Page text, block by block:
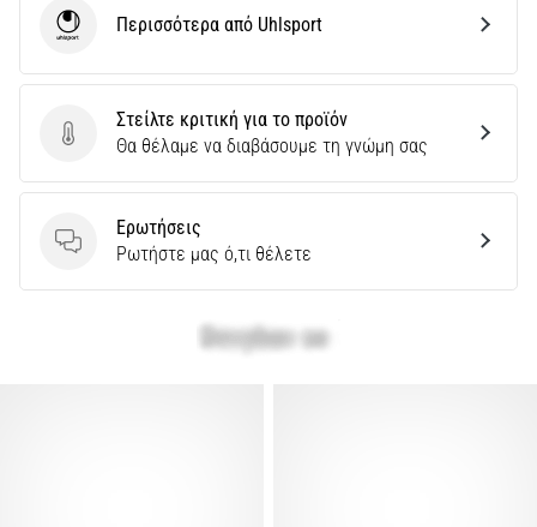
Στείλτε κριτική για το προϊόν
Στείλτε κριτική για το προϊόν
Θα θέλαμε να διαβάσουμε τη γνώμη σας
Ερωτήσεις
Ερωτήσεις
Ρωτήστε μας ό,τι θέλετε
UhlsportΠερισσότερα από Uhlsport